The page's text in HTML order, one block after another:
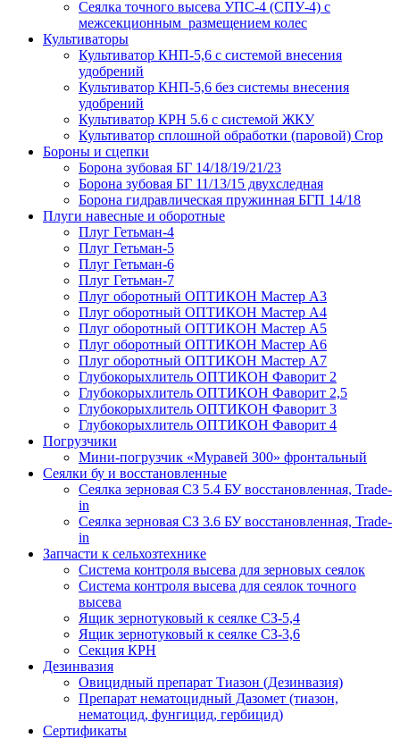
Сеялка точного высева УПС-4 (СПУ-4) с
межсекционным размещением колес
Культиваторы
Культиватор КНП-5,6 с системой внесения
удобрений
Культиватор КНП-5,6 без системы внесения
удобрений
Культиватор КРН 5.6 с системой ЖКУ
Культиватор сплошной обработки (паровой) Crop
Бороны и сцепки
Борона зубовая БГ 14/18/19/21/23
Борона зубовая БГ 11/13/15 двухследная
Борона гидравлическая пружинная БГП 14/18
Плуги навесные и оборотные
Плуг Гетьман-4
Плуг Гетьман-5
Плуг Гетьман-6
Плуг Гетьман-7
Плуг оборотный ОПТИКОН Мастер А3
Плуг оборотный ОПТИКОН Мастер А4
Плуг оборотный ОПТИКОН Мастер А5
Плуг оборотный ОПТИКОН Мастер А6
Плуг оборотный ОПТИКОН Мастер А7
Глубокорыхлитель ОПТИКОН Фаворит 2
Глубокорыхлитель ОПТИКОН Фаворит 2,5
Глубокорыхлитель ОПТИКОН Фаворит 3
Глубокорыхлитель ОПТИКОН Фаворит 4
Погрузчики
Мини-погрузчик «Муравей 300» фронтальный
Сеялки бу и восстановленные
Сеялка зерновая СЗ 5.4 БУ восстановленная, Trade-
in
Сеялка зерновая СЗ 3.6 БУ восстановленная, Trade-
in
Запчасти к сельхозтехнике
Система контроля высева для зерновых сеялок
Система контроля высева для сеялок точного
высева
Ящик зернотуковый к сеялке СЗ-5,4
Ящик зернотуковый к сеялке СЗ-3,6
Секция КРН
Дезинвазия
Овицидный препарат Тиазон (Дезинвазия)
Препарат нематоцидный Дазомет (тиазон,
нематоцид, фунгицид, гербицид)
Сертификаты